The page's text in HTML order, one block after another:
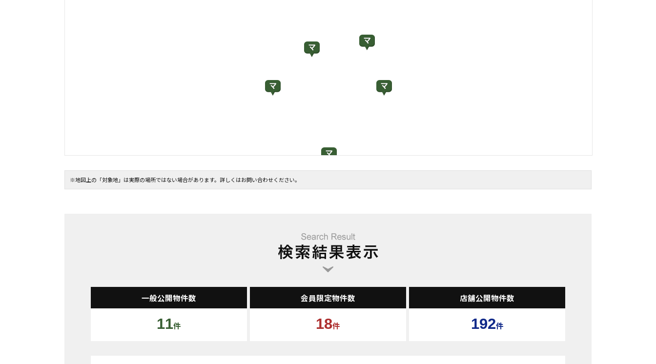
※地図上の「対象地」は実際の場所ではない場合があります。詳しくはお問い合わせください。
一般公開物件数
11件
会員限定物件数
18件
店舗公開物件数
192件